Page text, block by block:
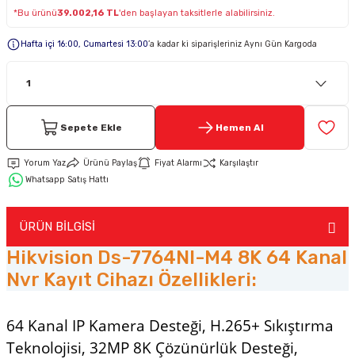
Keypad-Tuş Takımı Ürünler
*Bu ürünü39.002,16 TL'den başlayan taksitlerle alabilirsiniz.
Hafta içi 16:00, Cumartesi 13:00’a kadar ki siparişleriniz Aynı Gün Kargoda
Sepete Ekle Hemen Al
Yorum Yaz Ürünü Paylaş Fiyat Alarmı
Karşılaştır
Whatsapp Satış Hattı
ÜRÜN BİLGİSİ
Hikvision Ds-7764NI-M4 8K 64 Kanal
Nvr Kayıt Cihazı Özellikleri:
64 Kanal IP Kamera Desteği, H.265+ Sıkıştırma
Teknolojisi, 32MP 8K Çözünürlük Desteği,